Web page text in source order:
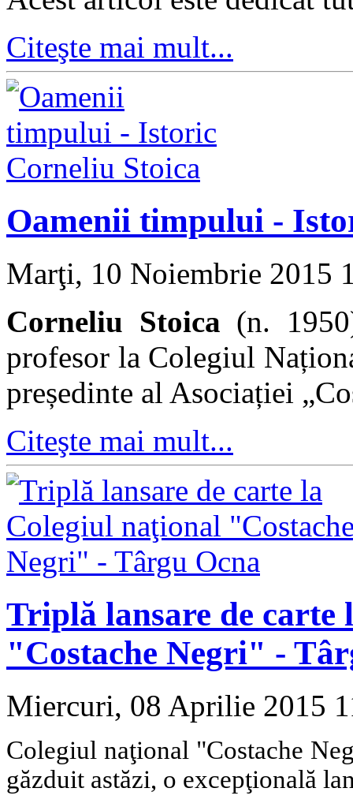
Citeşte mai mult...
Oamenii timpului -
Marţi, 10 Noiembrie 2015
Corneliu Stoica (n.
profesor la Colegiul
președinte al Asociației
Citeşte mai mult...
Triplă lansare de carte
"Costache Negri" -
Miercuri, 08 Aprilie 2015
Colegiul naţional "Costache
găzduit astăzi, o excepţională